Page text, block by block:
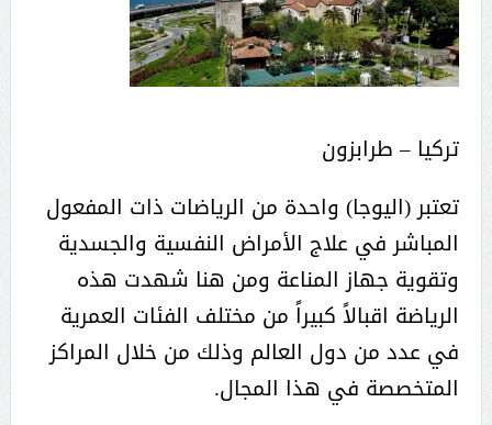
تركيا – طرابزون
تعتبر (اليوجا) واحدة من الرياضات ذات المفعول
المباشر في علاج الأمراض النفسية والجسدية
وتقوية جهاز المناعة ومن هنا شهدت هذه
الرياضة اقبالاً كبيراً من مختلف الفئات العمرية
في عدد من دول العالم وذلك من خلال المراكز
المتخصصة في هذا المجال.